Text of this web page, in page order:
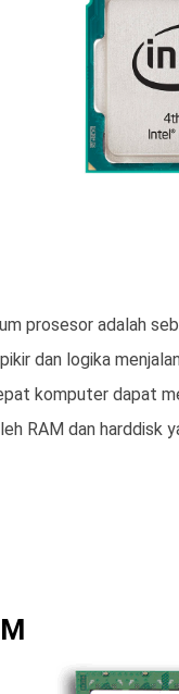
prosesor adalah
dan logika
komputer dapat
RAM dan harddisk